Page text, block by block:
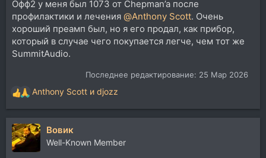
Офф2 у меня был 1073 от Chepman’a после
профилактики и лечения @Anthony Scott. Очень
хороший преамп был, но я его продал, как прибор,
который в случае чего покупается легче, чем тот же
SummitAudio.
Последнее редактирование: 25 Мар 2026
Р
е
а
к
ц
и
Anthony Scott и djozz
Вовик
Well-Known Member